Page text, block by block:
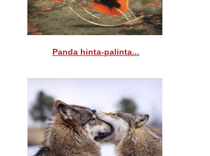
Panda hinta-palinta...